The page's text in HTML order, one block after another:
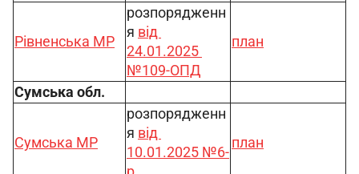
Рівненська МР
розпорядженн
я від
24.01.2025
№109-ОПД
план
Сумська обл.
Сумська МР
розпорядженн
я від
10.01.2025 №6-
план